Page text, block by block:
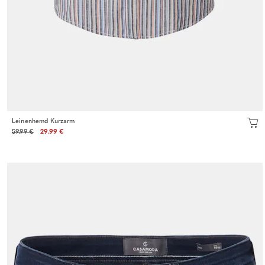
Leinenhemd Kurzarm
59.99 €
29.99 €